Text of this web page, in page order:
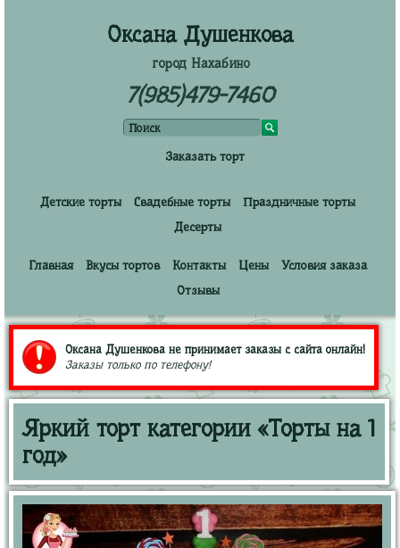
Оксана Душенкова
город Нахабино
7(985)479-7460
Заказать торт
Детские торты Свадебные торты
Праздничные торты
Десерты
Главная Вкусы тортов Контакты Цены
Условия заказа
Отзывы
Оксана Душенкова не принимает заказы с сайта онлайн!
Заказы только по телефону!
Яркий торт категории «Торты на 1
год»